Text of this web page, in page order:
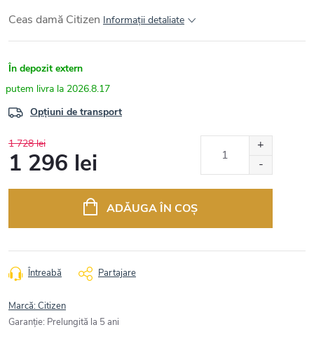
Ceas damă Citizen Informaţii detaliate
În depozit extern
2026.8.17
Opțiuni de transport
1 728 lei
1 296 lei
ADĂUGA ÎN COŞ
Întreabă Partajare
Marcă:Citizen
Garanţie: Prelungită la 5 ani